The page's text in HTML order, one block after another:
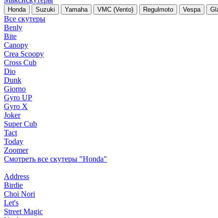
Honda Suzuki Yamaha VMC (Vento) Regulmoto Vespa
Все скутеры
Benly
Bite
Canopy
Crea Scoopy
Cross Cub
Dio
Dunk
Giorno
Gyro UP
Gyro X
Joker
Super Cub
Tact
Today
Zoomer
Смотреть все скутеры "Honda"
Address
Birdie
Choi Nori
Let's
Street Magic